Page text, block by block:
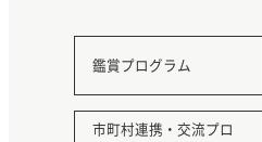
鑑賞プログラム
市町村連携・交流プロ